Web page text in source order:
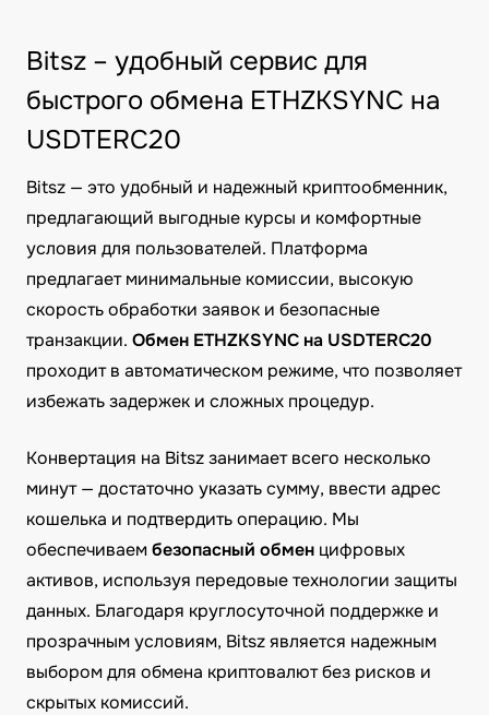
Bitsz – удобный сервис для
быстрого обмена ETHZKSYNC на
USDTERC20
Bitsz — это удобный и надежный криптообменник,
предлагающий выгодные курсы и комфортные
условия для пользователей. Платформа
предлагает минимальные комиссии, высокую
скорость обработки заявок и безопасные
транзакции. Обмен ETHZKSYNC на USDTERC20
проходит в автоматическом режиме, что позволяет
избежать задержек и сложных процедур.
Конвертация на Bitsz занимает всего несколько
минут — достаточно указать сумму, ввести адрес
кошелька и подтвердить операцию. Мы
обеспечиваембезопасный обмен цифровых
активов, используя передовые технологии защиты
данных. Благодаря круглосуточной поддержке и
прозрачным условиям, Bitsz является надежным
выбором для обмена криптовалют без рисков и
скрытых комиссий.